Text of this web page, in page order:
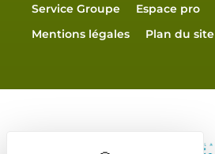
Service Groupe Espace pro
Mentions légales
Plan du site